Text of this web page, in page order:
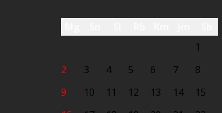
1
2
3 4 5 6 7
8
9
10 11 12 13 14
15